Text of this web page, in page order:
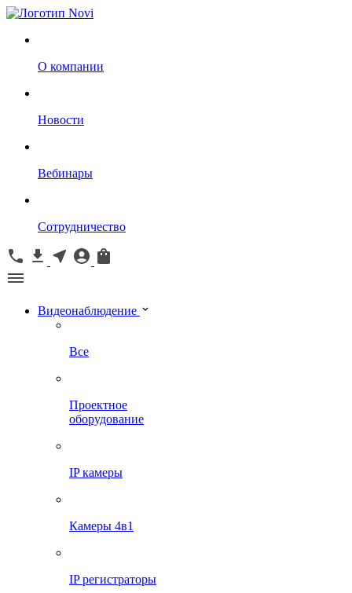
О компании
Новости
Вебинары
Сотрудничество
Видеонаблюдение
Все
Проектное
оборудование
IP камеры
Камеры 4в1
IP регистраторы